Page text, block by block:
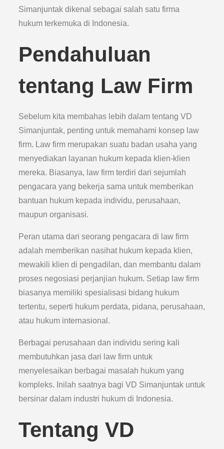
Simanjuntak dikenal sebagai salah satu firma
hukum terkemuka di Indonesia.
Pendahuluan
tentang Law Firm
Sebelum kita membahas lebih dalam tentang VD
Simanjuntak, penting untuk memahami konsep law
firm. Law firm merupakan suatu badan usaha yang
menyediakan layanan hukum kepada klien-klien
mereka. Biasanya, law firm terdiri dari sejumlah
pengacara yang bekerja sama untuk memberikan
bantuan hukum kepada individu, perusahaan,
maupun organisasi.
Peran utama dari seorang pengacara di law firm
adalah memberikan nasihat hukum kepada klien,
mewakili klien di pengadilan, dan membantu dalam
proses negosiasi perjanjian hukum. Setiap law firm
biasanya memiliki spesialisasi bidang hukum
tertentu, seperti hukum perdata, pidana, perusahaan,
atau hukum internasional.
Berbagai perusahaan dan individu sering kali
membutuhkan jasa dari law firm untuk
menyelesaikan berbagai masalah hukum yang
kompleks. Inilah saatnya bagi VD Simanjuntak untuk
bersinar dalam industri hukum di Indonesia.
Tentang VD